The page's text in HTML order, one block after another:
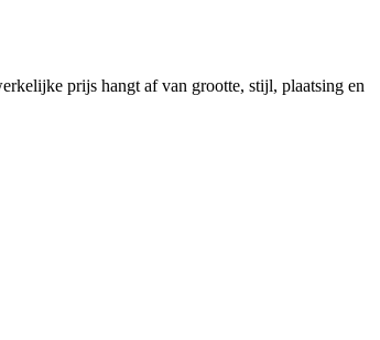
prijs hangt af van grootte, stijl, plaatsing en